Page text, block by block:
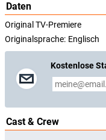
Daten
Original TV-Premiere
Originalsprache: Englisch
Kostenlose
Cast & Crew